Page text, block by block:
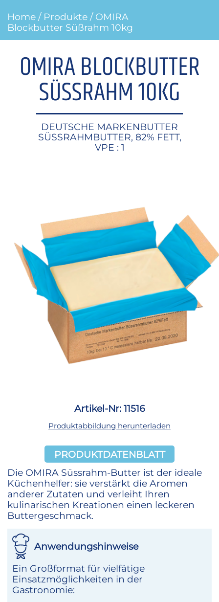
Home / Produkte / OMIRA
Blockbutter Süßrahm 10kg
OMIRA BLOCKBUTTER
SÜSSRAHM 10KG
DEUTSCHE MARKENBUTTER
SÜSSRAHMBUTTER, 82% FETT,
VPE : 1
Artikel-Nr: 11516
Produktabbildung herunterladen
PRODUKTDATENBLATT
Die OMIRA Süssrahm-Butter ist der ideale
Küchenhelfer: sie verstärkt die Aromen
anderer Zutaten und verleiht Ihren
kulinarischen Kreationen einen leckeren
Buttergeschmack.
Anwendungshinweise
Ein Großformat für vielfätige
Einsatzmöglichkeiten in der
Gastronomie: